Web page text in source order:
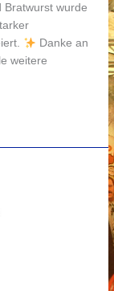
Bratwurst wurde
Danke an
weitere